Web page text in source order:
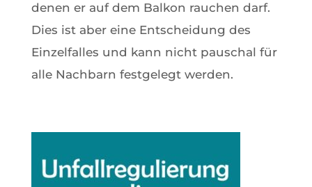
denen er auf dem Balkon rauchen darf.
Dies ist aber eine Entscheidung des
Einzelfalles und kann nicht pauschal für
alle Nachbarn festgelegt werden.